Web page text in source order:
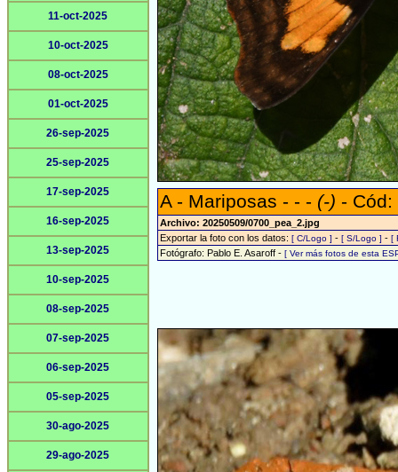
11-oct-2025
10-oct-2025
08-oct-2025
01-oct-2025
26-sep-2025
25-sep-2025
17-sep-2025
16-sep-2025
13-sep-2025
10-sep-2025
08-sep-2025
07-sep-2025
06-sep-2025
05-sep-2025
30-ago-2025
29-ago-2025
A - Mariposas - - - (-) - Cód:
Archivo: 20250509/0700_pea_2.jpg
Exportar la foto con los datos: [ C/Logo ] - [ S/Logo ] - [
Fotógrafo: Pablo E. Asaroff - [ Ver más fotos de esta